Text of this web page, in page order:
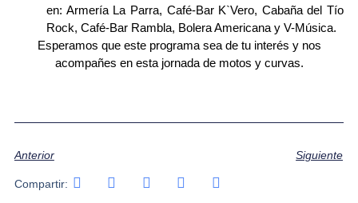
en: Armería La Parra, Café-Bar K`Vero, Cabaña del Tío
Rock, Café-Bar Rambla, Bolera Americana y V-Música.
Esperamos que este programa sea de tu interés y nos
acompañes en esta jornada de motos y curvas.
Anterior Siguiente
Compartir: